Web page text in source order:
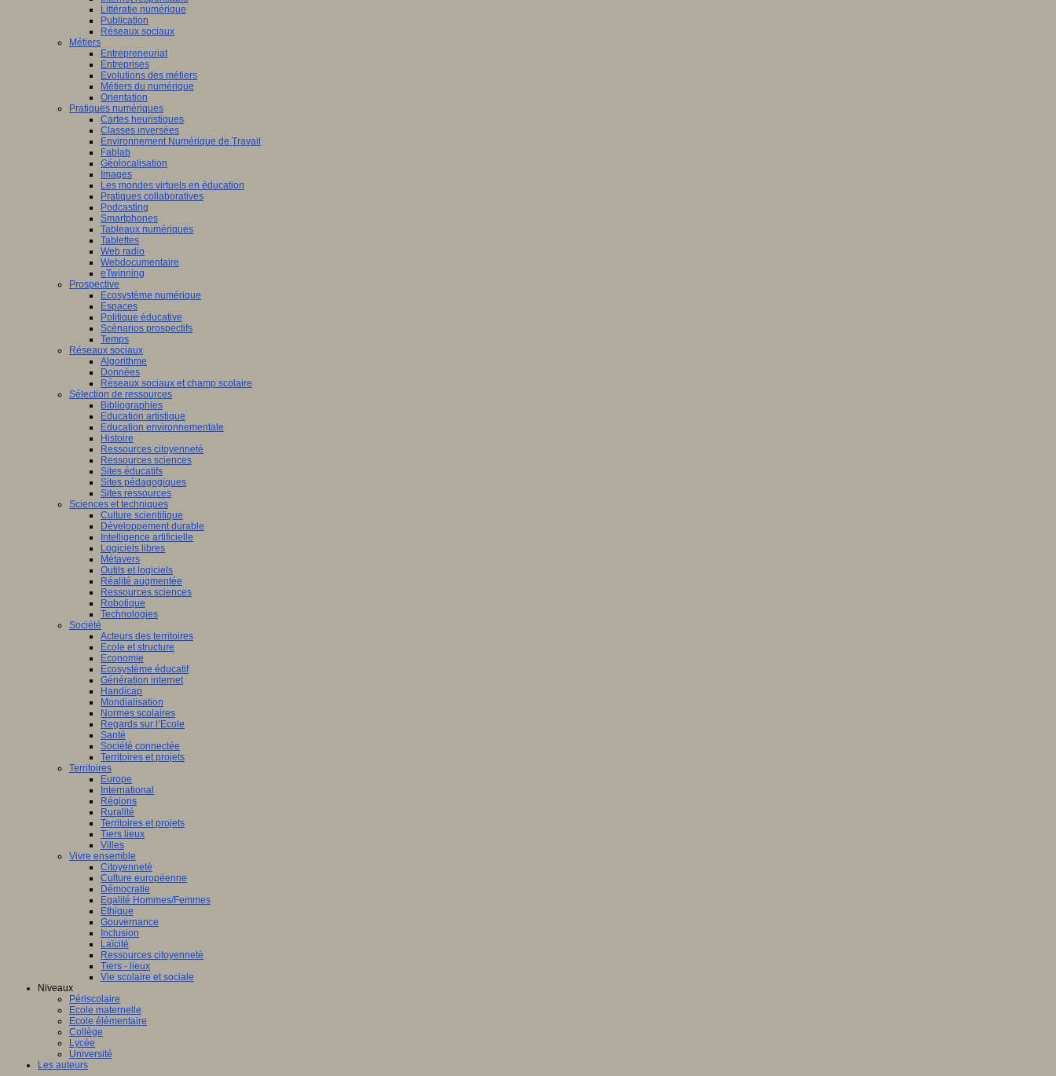
Littératie numérique
Publication
Réseaux sociaux
Métiers
Entrepreneuriat
Entreprises
Evolutions des métiers
Métiers du numérique
Orientation
Pratiques numériques
Cartes heuristiques
Classes inversées
Environnement Numérique de Travail
Fablab
Géolocalisation
Images
Les mondes virtuels en éducation
Pratiques collaboratives
Podcasting
Smartphones
Tableaux numériques
Tablettes
Web radio
Webdocumentaire
eTwinning
Prospective
Ecosystème numérique
Espaces
Politique éducative
Scénarios prospectifs
Temps
Réseaux sociaux
Algorithme
Données
Réseaux sociaux et champ scolaire
Sélection de ressources
Bibliographies
Education artistique
Education environnementale
Histoire
Ressources citoyenneté
Ressources sciences
Sites éducatifs
Sites pédagogiques
Sites ressources
Sciences et techniques
Culture scientifique
Développement durable
Intelligence artificielle
Logiciels libres
Métavers
Outils et logiciels
Réalité augmentée
Ressources sciences
Robotique
Technologies
Société
Acteurs des territoires
Ecole et structure
Economie
Ecosystème éducatif
Génération internet
Handicap
Mondialisation
Normes scolaires
Regards sur l’Ecole
Santé
Société connectée
Territoires et projets
Territoires
Europe
International
Régions
Ruralité
Territoires et projets
Tiers lieux
Villes
Vivre ensemble
Citoyenneté
Culture européenne
Démocratie
Egalité Hommes/Femmes
Ethique
Gouvernance
Inclusion
Laïcité
Ressources citoyenneté
Tiers - lieux
Vie scolaire et sociale
Niveaux
Périscolaire
Ecole maternelle
Ecole élémentaire
Collège
Lycée
Université
Les auteurs